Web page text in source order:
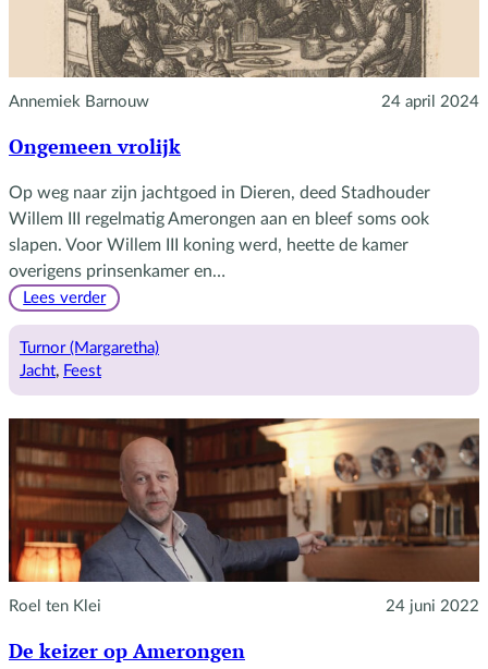
Annemiek Barnouw 24 april 2024
Ongemeen vrolijk
Op weg naar zijn jachtgoed in Dieren, deed Stadhouder
Willem III regelmatig Amerongen aan en bleef soms ook
slapen. Voor Willem III koning werd, heette de kamer
overigens prinsenkamer en…
Lees verder:
vrolijk
Turnor (Margaretha)
Jacht, Feest
Roel ten Klei 24 juni 2022
De keizer op Amerongen